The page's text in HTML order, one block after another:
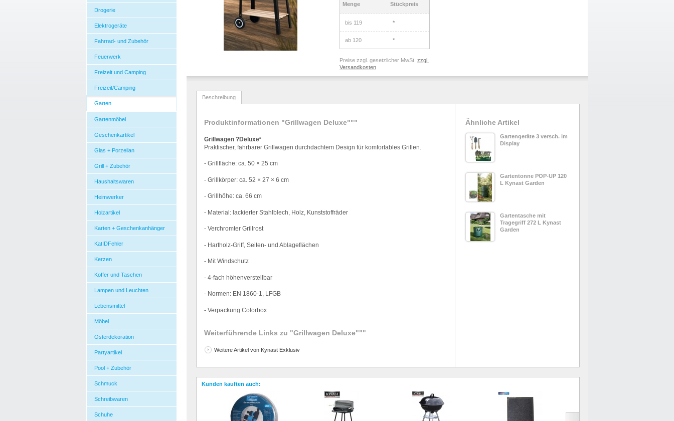
Drogerie
Elektrogeräte
Fahrrad- und Zubehör
Feuerwerk
Freizeit und Camping
Freizeit/Camping
Garten
Gartenmöbel
Geschenkartikel
Glas + Porzellan
Grill + Zubehör
Haushaltswaren
Heimwerker
Holzartikel
Karten + Geschenkanhänger
KatIDFehler
Kerzen
Koffer und Taschen
Lampen und Leuchten
Lebensmittel
Möbel
Osterdekoration
Partyartikel
Pool + Zubehör
Schmuck
Schreibwaren
Schuhe
Menge Stückpreis
bis 119 *
ab 120 *
Preise zzgl. gesetzlicher MwSt. zzgl.
Versandkosten
Beschreibung
Produktinformationen "Grillwagen Deluxe"""
Grillwagen?Deluxe“
Praktischer, fahrbarer Grillwagen durchdachtem Design für komfortables Grillen.
- Grillfläche: ca. 50 × 25 cm
- Grillkörper: ca. 52 × 27 × 6 cm
- Grillhöhe: ca. 66 cm
- Material: lackierter Stahlblech, Holz, Kunststoffräder
- Verchromter Grillrost
- Hartholz-Griff, Seiten- und Ablageflächen
- Mit Windschutz
- 4-fach höhenverstellbar
- Normen: EN 1860-1, LFGB
- Verpackung Colorbox
Weiterführende Links zu "Grillwagen Deluxe"""
Weitere Artikel von Kynast Exklusiv
Ähnliche Artikel
Gartengeräte 3 versch. im
Display
Gartentonne POP-UP 120
L Kynast Garden
Gartentasche mit
Tragegriff 272 L Kynast
Garden
Kunden kauften auch: